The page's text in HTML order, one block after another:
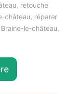
retouche
château, réparer
le-château,